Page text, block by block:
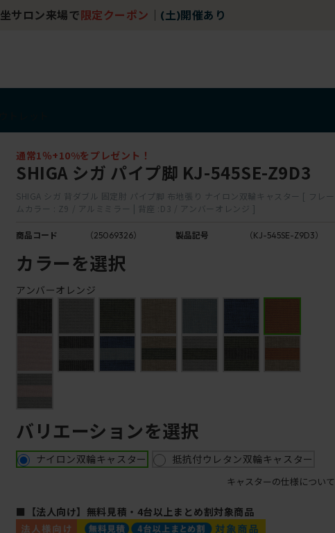
坐サロン来場で 限定クーポン (土)開催あり
通常1％+10%をプレゼント！
SHIGA シガ パイプ脚 KJ-545SE-Z9D3
SHIGA シガ 背ダブル 固定肘 パイプ脚 布地張り ナイロン双輪キャスター [ フレー
ムカラー : Z9 / アルミミラー | 背座 :D3 / アンバーオレンジ ]
商品コード （25069326） 製品記号 （KJ-545SE-Z9D3）
カラーを選択
アンバーオレンジ
バリエーションを選択
ナイロン双輪キャスター 抵抗付ウレタン双輪キャスター
キャスターの仕様について
■【法人向け】無料見積・4台以上まとめ割対象商品